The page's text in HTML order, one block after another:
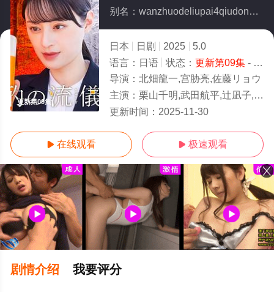
更新第09集
别名：wanzhuodeliupai4qiudongpian
日本 日剧 2025
5.0
语言： 日语 状态： 更新第09集- 免费在线观看
导演： 北畑龍一,宫胁亮,佐藤リョウ
主演： 栗山千明,武田航平,辻凪子,马场裕之,三宅康敏,冈山一,本宫泰风,アキラ100%,大久保佳代子,土屋伸之
更新时间： 2025-11-30
 在线观看  极速观看
剧情介绍 我要评分